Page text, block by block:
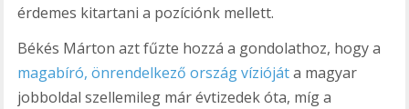
érdemes kitartani a pozíciónk mellett.
Békés Márton azt fűzte hozzá a gondolathoz, hogy a
magabíró, önrendelkező ország víziójáta magyar
jobboldal szellemileg már évtizedek óta, míg a